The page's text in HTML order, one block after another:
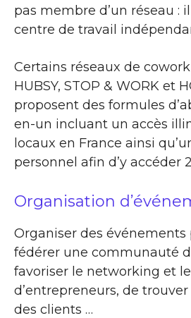
pas membre d’un réseau : il
centre de travail
Certains réseaux de
HUBSY, STOP & WORK et
proposent des formules
en-un incluant un accès
locaux en France ainsi
personnel afin d’y accéder
Organisation
Organiser des
fédérer une communauté
favoriser le networking et
d’entrepreneurs, de
des clients …